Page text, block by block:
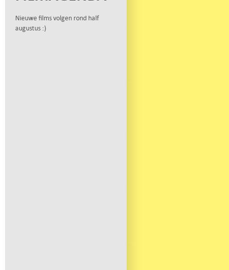
Nieuwe films volgen rond half
augustus :)